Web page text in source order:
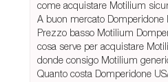
come acquistare Motilium
A buon mercato Domperidone
Prezzo basso Motilium
cosa serve per acquistare
donde consigo Motilium
Quanto costa Domperidone